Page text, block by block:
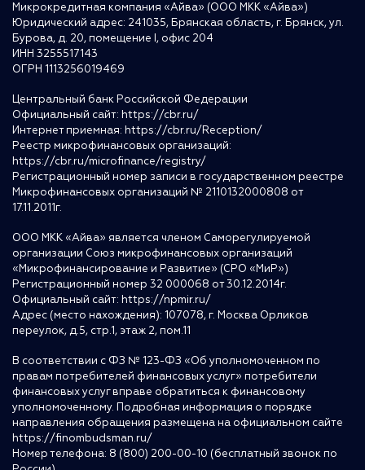
Микрокредитная компания «Айва» (ООО МКК «Айва»)
Юридический адрес: 241035, Брянская область, г. Брянск, ул.
Бурова, д. 20, помещение I, офис 204
ИНН 3255517143
ОГРН 1113256019469
Центральный банк Российской Федерации
Официальный сайт: https://cbr.ru/
Интернет приемная: https://cbr.ru/Reception/
Реестр микрофинансовых организаций:
https://cbr.ru/microfinance/registry/
Регистрационный номер записи в государственном реестре
Микрофинансовых организаций № 2110132000808 от
17.11.2011г.
ООО МКК «Айва» является членом Саморегулируемой
организации Союз микрофинансовых организаций
«Микрофинансирование и Развитие» (СРО «МиР»)
Регистрационный номер 32 000068 от 30.12.2014г.
Официальный сайт: https://npmir.ru/
Адрес (место нахождения): 107078, г. Москва Орликов
переулок, д.5, стр.1, этаж 2, пом.11
В соответствии с ФЗ № 123-ФЗ «Об уполномоченном по
правам потребителей финансовых услуг» потребители
финансовых услуг вправе обратиться к финансовому
уполномоченному. Подробная информация о порядке
направления обращения размещена на официальном сайте
https://finombudsman.ru/
Номер телефона: 8 (800) 200-00-10 (бесплатный звонок по